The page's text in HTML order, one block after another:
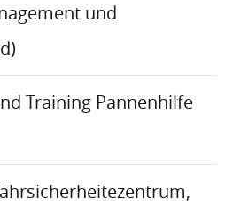
und
Training Pannenhilfe